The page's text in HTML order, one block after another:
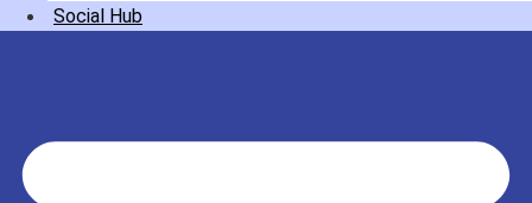
Social Hub